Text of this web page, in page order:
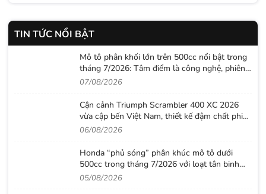
TIN TỨC NỔI BẬT
Mô tô phân khối lớn trên 500cc nổi bật trong
tháng 7/2026: Tâm điểm là công nghệ, phiên
bản giới hạn và những cấu hình “đỉnh”
07/08/2026
Cận cảnh Triumph Scrambler 400 XC 2026
vừa cập bến Việt Nam, thiết kế đậm chất phiêu
lưu cùng mức giá dễ tiếp cận
06/08/2026
Honda “phủ sóng” phân khúc mô tô dưới
500cc trong tháng 7/2026 với loạt tân binh
đáng chú ý
05/08/2026